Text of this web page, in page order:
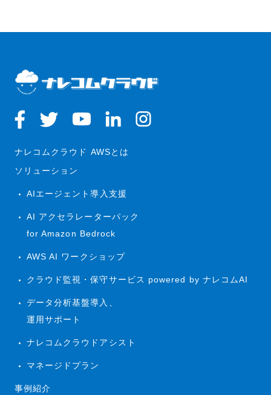
ナレコムクラウド AWSとは
ソリューション
AIエージェント導入支援
AI アクセラレーターパック
for Amazon Bedrock
AWS AI ワークショップ
クラウド監視・保守サービス powered by ナレコムAI
データ分析基盤導入、
運用サポート
ナレコムクラウドアシスト
マネージドプラン
事例紹介